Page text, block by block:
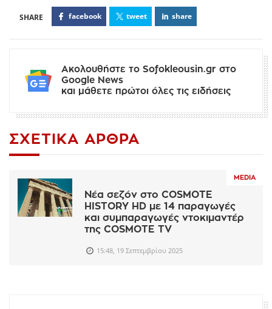
facebook tweet share
Ακολουθήστε το Sofokleousin.gr στο
Google News
και μάθετε πρώτοι όλες τις ειδήσεις
ΣΧΕΤΙΚΆ ΆΡΘΡΑ
MEDIA
Νέα σεζόν στο COSMOTE
HISTORY HD με 14 παραγωγές
και συμπαραγωγές ντοκιμαντέρ
της COSMOTE TV
15:48, 19 Σεπτεμβρίου 2025